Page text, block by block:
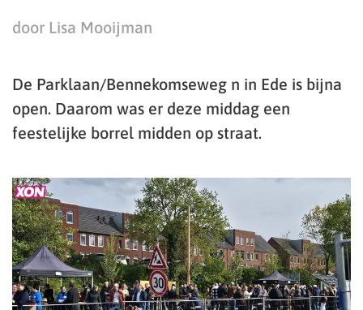
door Lisa Mooijman
De Parklaan/Bennekomseweg n in Ede is bijna
open. Daarom was er deze middag een
feestelijke borrel midden op straat.